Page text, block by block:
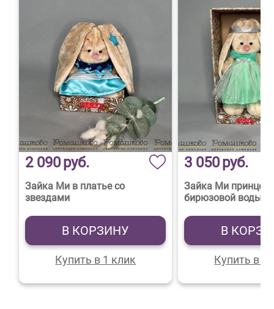
2 090руб.
Зайка Ми в платье со
звездами
В КОРЗИНУ
Купить в 1 клик
3 050руб.
Зайка Ми
бирюзовой воды
В
Купить в 1